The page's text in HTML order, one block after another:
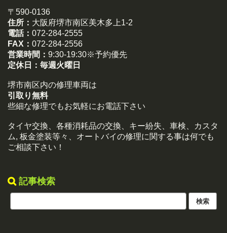
〒590-0136
住所： 大阪府堺市南区美木多上1-2
電話： 072-284-2555
FAX： 072-284-2556
営業時間： 9:30-19:30※予約優先
定休日： 毎週火曜日
堺市南区内の修理車両は
引取り無料
些細な修理でもお気軽にお電話下さい
タイヤ交換、各種消耗品の交換、キー紛失、車検、カスタ
ム, 板金塗装等々、オートバイの修理に関する事は何でも
ご相談下さい！
記事検索